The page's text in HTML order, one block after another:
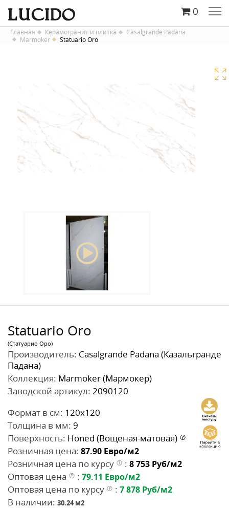
0
Главная Керамогранит и плитка
Casalgrande Padana
Marmoker
Statuario Oro
Statuario Oro
(Статуарио Оро)
Производитель: Casalgrande Padana (Казальгранде
Падана)
Коллекция: Marmoker (Мармокер)
Заводской артикул: 2090120
Формат в см: 120x120
Толщина в мм: 9
Поверхность: Honed (Вощеная-матовая)
Розничная цена: 87.90 Евро/м2
Розничная цена по курсу : 8 753 Руб/м2
Оптовая цена : 79.11 Евро/м2
Оптовая цена по курсу : 7 878 Руб/м2
В наличии: 30.24м2